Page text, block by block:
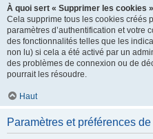
À quoi sert « Supprimer les cookies
Cela supprime tous les cookies créés
paramètres d’authentification et votre
des fonctionnalités telles que les
non lu) si cela a été activé par un
des problèmes de connexion ou de
pourrait les résoudre.
Haut
Paramètres et préférences de